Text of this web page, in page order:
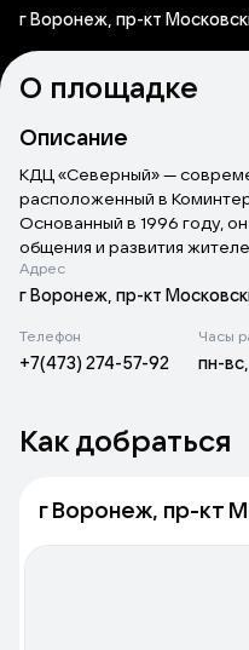
г Воронеж, пр-кт
О площадке
Описание
КДЦ «Северный» —
расположенный в
Основанный в 1996 году,
общения и развития
концерты, выставки,
семьи.
Центр объединяет
кружки и студии — как
а также организацию
мероприятий.
Адрес
г Воронеж, пр-кт
Телефон
+7(473) 274-57-92
Часы
пн-
Как добраться
г Воронеж, пр-кт